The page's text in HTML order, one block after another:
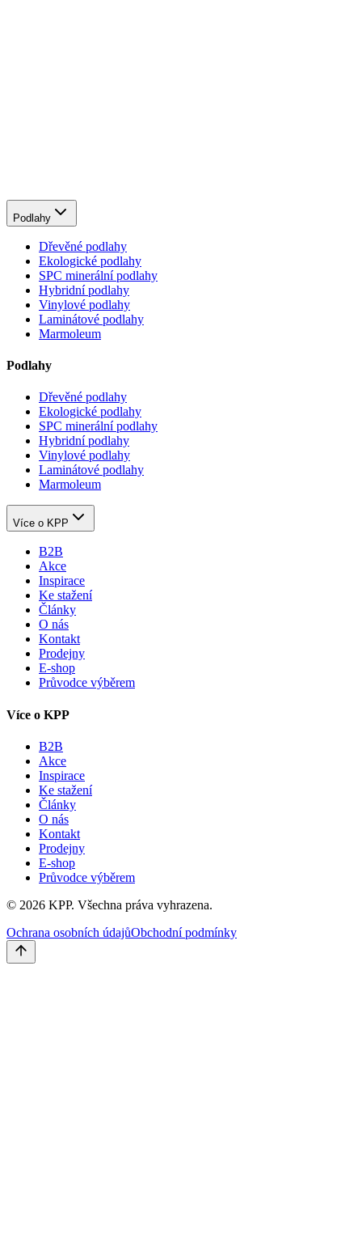
Podlahy
Dřevěné podlahy
Ekologické podlahy
SPC minerální podlahy
Hybridní podlahy
Vinylové podlahy
Laminátové podlahy
Marmoleum
Podlahy
Dřevěné podlahy
Ekologické podlahy
SPC minerální podlahy
Hybridní podlahy
Vinylové podlahy
Laminátové podlahy
Marmoleum
Více o KPP
B2B
Akce
Inspirace
Ke stažení
Články
O nás
Kontakt
Prodejny
E-shop
Průvodce výběrem
Více o KPP
B2B
Akce
Inspirace
Ke stažení
Články
O nás
Kontakt
Prodejny
E-shop
Průvodce výběrem
© 2026 KPP. Všechna práva vyhrazena.
Ochrana osobních údajůObchodní podmínky